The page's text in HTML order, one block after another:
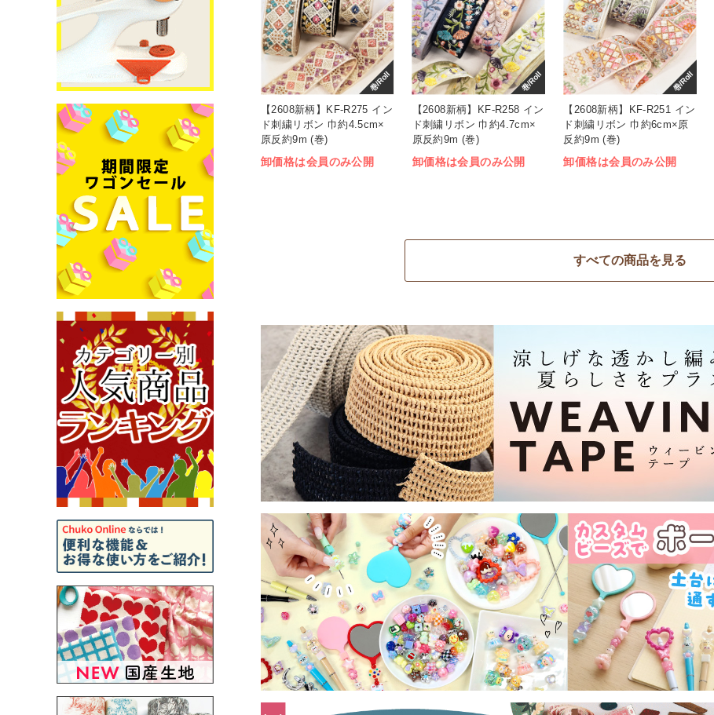
巻/Roll
【2608新柄】KF-R275 イン
ド刺繍リボン 巾約4.5cm×
原反約9m (巻)
卸価格は会員のみ公開
巻/Roll
【2608新柄】KF-R258 イン
ド刺繍リボン 巾約4.7cm×
原反約9m (巻)
卸価格は会員のみ公開
巻/Roll
【2608新柄】KF-R251 イン
ド刺繍リボン 巾約6cm×原
反約9m (巻)
卸価格は会員のみ公開
すべての商品を見る